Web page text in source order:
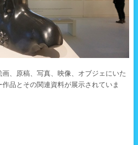
、原稿、写真、映像、オブジェにいた
品とその関連資料が展示されていま